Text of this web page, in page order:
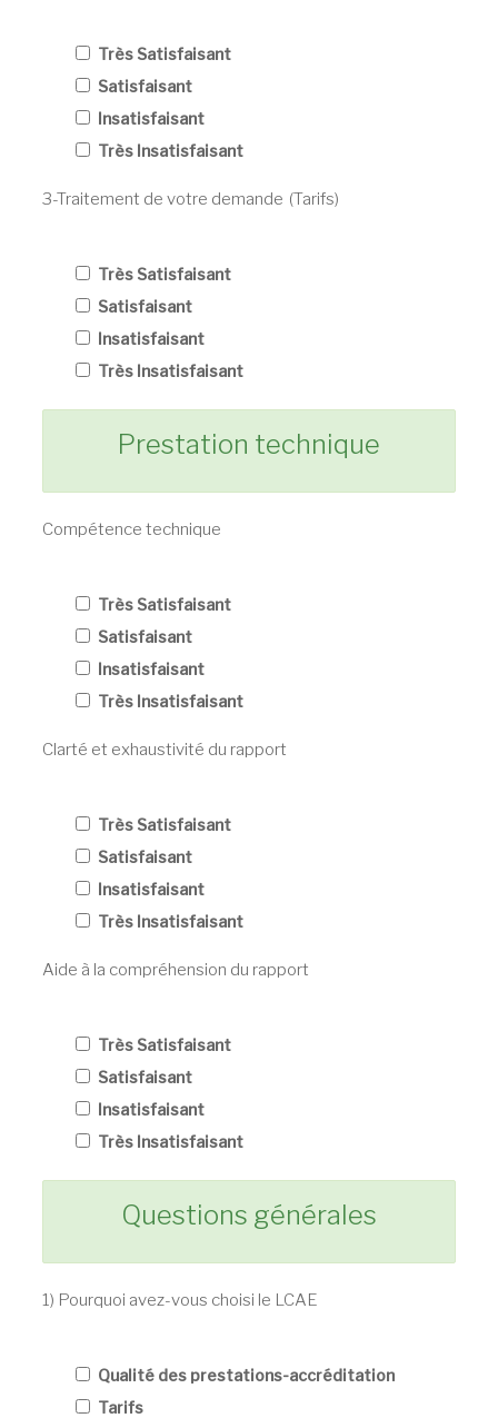
Très Satisfaisant
Satisfaisant
Insatisfaisant
Très Insatisfaisant
3-Traitement de votre demande (Tarifs)
Très Satisfaisant
Satisfaisant
Insatisfaisant
Très Insatisfaisant
Prestation technique
Compétence technique
Très Satisfaisant
Satisfaisant
Insatisfaisant
Très Insatisfaisant
Clarté et exhaustivité du rapport
Très Satisfaisant
Satisfaisant
Insatisfaisant
Très Insatisfaisant
Aide à la compréhension du rapport
Très Satisfaisant
Satisfaisant
Insatisfaisant
Très Insatisfaisant
Questions générales
1) Pourquoi avez-vous choisi le LCAE
Qualité des prestations-accréditation
Tarifs